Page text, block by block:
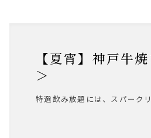
サワー
レモンサワー/柚子サワー/緑
日本酒
【夏宵】神戸牛焼きしゃぶ×黒毛和牛＆鮑ステーキ を愉しむ鉄板和食＜特選飲み放題
＞
特選飲み放題には、スパーク